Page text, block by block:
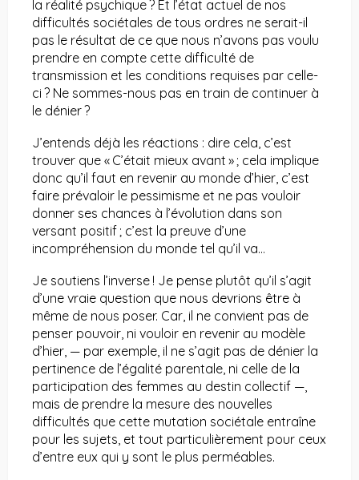
la réalité psychique ? Et l’état actuel de nos
difficultés sociétales de tous ordres ne serait-il
pas le résultat de ce que nous n’avons pas voulu
prendre en compte cette difficulté de
transmission et les conditions requises par celle-
ci ? Ne sommes-nous pas en train de continuer à
le dénier ?
J’entends déjà les réactions : dire cela, c’est
trouver que « C’était mieux avant » ; cela implique
donc qu’il faut en revenir au monde d’hier, c’est
faire prévaloir le pessimisme et ne pas vouloir
donner ses chances à l’évolution dans son
versant positif ; c’est la preuve d’une
incompréhension du monde tel qu’il va…
Je soutiens l’inverse ! Je pense plutôt qu’il s’agit
d’une vraie question que nous devrions être à
même de nous poser. Car, il ne convient pas de
penser pouvoir, ni vouloir en revenir au modèle
d’hier, — par exemple, il ne s’agit pas de dénier la
pertinence de l’égalité parentale, ni celle de la
participation des femmes au destin collectif —,
mais de prendre la mesure des nouvelles
difficultés que cette mutation sociétale entraîne
pour les sujets, et tout particulièrement pour ceux
d’entre eux qui y sont le plus perméables.